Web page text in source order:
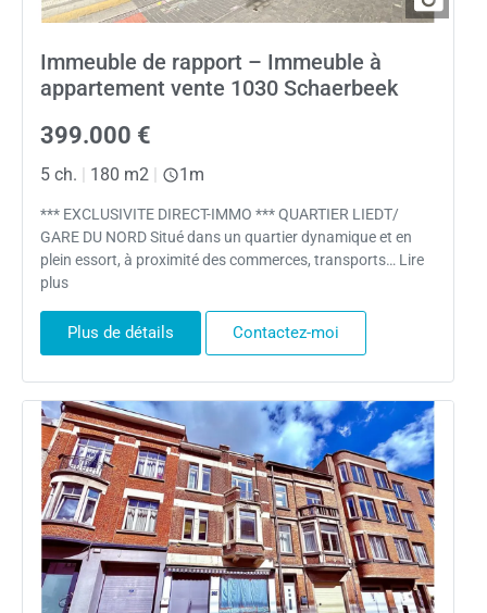
Immeuble de rapport – Immeuble à
appartement vente 1030 Schaerbeek
399.000 €
5 ch. | 180 m2 | 1m
*** EXCLUSIVITE DIRECT-IMMO *** QUARTIER LIEDT/
GARE DU NORD Situé dans un quartier dynamique et en
plein essort, à proximité des commerces, transports… Lire
plus
Plus de détails Contactez-moi